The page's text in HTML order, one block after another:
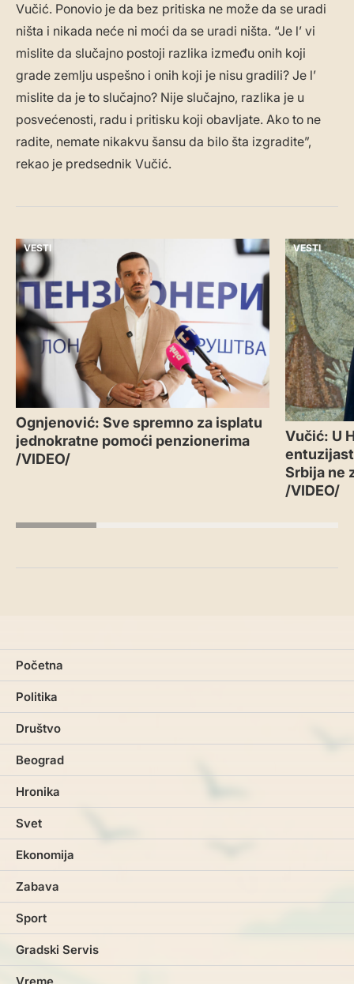
Vučić. Ponovio je da bez pritiska ne može da se uradi
ništa i nikada neće ni moći da se uradi ništa. “Je l’ vi
mislite da slučajno postoji razlika između onih koji
grade zemlju uspešno i onih koji je nisu gradili? Je l’
mislite da je to slučajno? Nije slučajno, razlika je u
posvećenosti, radu i pritisku koji obavljate. Ako to ne
radite, nemate nikakvu šansu da bilo šta izgradite”,
rekao je predsednik Vučić.
VESTI
Ognjenović: Sve spremno za isplatu
jednokratne pomoći penzionerima
/VIDEO/
VESTI
Vučić: U
Srbija ne
/VIDEO/
Početna
Politika
Društvo
Beograd
Hronika
Svet
Ekonomija
Zabava
Sport
Gradski Servis